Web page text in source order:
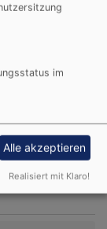
zu hören
im
Alle akzeptieren
Realisiert mit Klaro!